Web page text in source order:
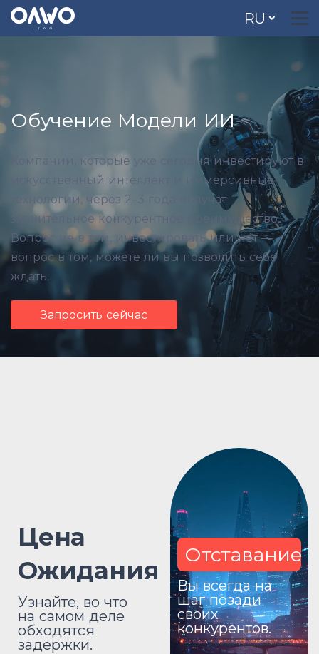
RU
Обучение Модели ИИ
Компании, которые уже сегодня инвестируют в
искусственный интеллект и иммерсивные
технологии, через 2–3 года получат
значительное конкурентное преимущество.
Вопрос не в том, инвестировать или нет —
вопрос в том, можете ли вы позволить себе
ждать.
Запросить сейчас
Цена
Ожидания
Узнайте, во что
на самом деле
обходятся
задержки.
Отставание
Вы всегда на
шаг позади
своих
конкурентов.